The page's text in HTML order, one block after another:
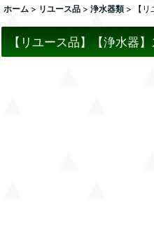
ホーム > リユース品 > 浄水器類 > 【
【リユース品】【浄水器